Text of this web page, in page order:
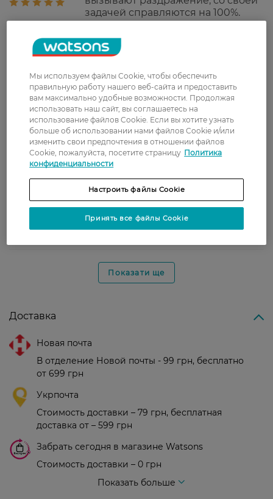
задачей справляются на 100%.
покупке.
5 июля, 2021
большая упаковка.Всегда их
покупаю
Наталия
10 января, 2021
Очень классные, удобные
ежедневки. Не очень тонкие, но я
такие и искала. Буду брать еще.
Анна Тоненькие, удобные прокладки.
Наталія
відповідає ціні
Показати ще
Доставка
Новая почта
В отделение Новой почты - 99 грн, бесплатно
от 699 грн
Укрпочта
Стоимость доставки – 79 грн, бесплатная
доставка от – 599 грн
Забрать сегодня в магазине Watsons
Стоимость доставки – 0 грн
Показать больше
Мы используем файлы Cookie, чтобы обеспечить
правильную работу нашего веб-сайта и предоставить
вам максимально удобные возможности. Продолжая
использовать наш сайт, вы соглашаетесь на
использование файлов Cookie. Если вы хотите узнать
больше об использовании нами файлов Cookie и/или
изменить свои предпочтения в отношении файлов
Cookie, пожалуйста, посетите страницу Политика
конфиденциальности
Настроить файлы Cookie
Принять все файлы Cookie